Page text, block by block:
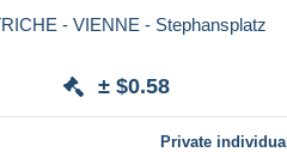
- VIENNE - Stephansplatz
± $0.58
Private individual